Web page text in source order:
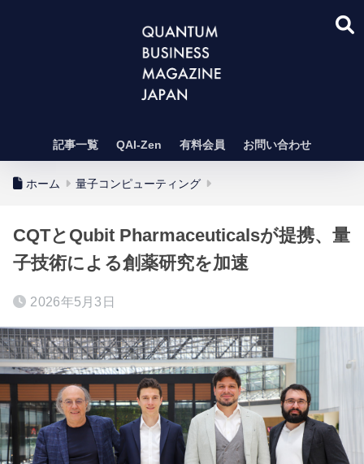
記事一覧 QAI-Zen 有料会員 お問い合わせ
ホーム 量子コンピューティング
CQTとQubit Pharmaceuticalsが提携、量
子技術による創薬研究を加速
2026年5月3日